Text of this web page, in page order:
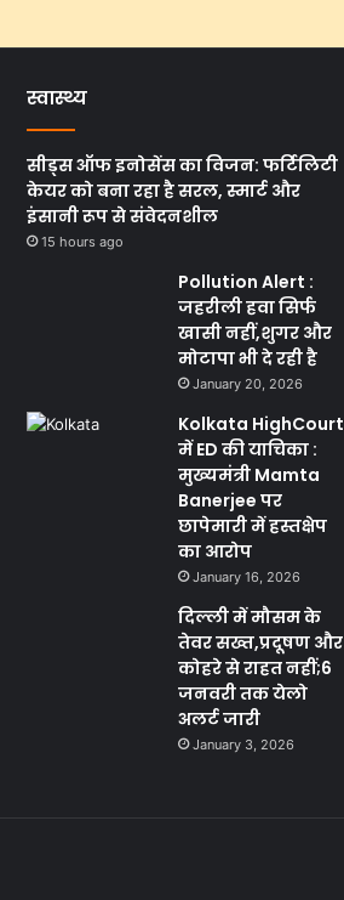
स्वास्थ्य
सीड्स ऑफ इनोसेंस का विजन: फर्टिलिटी
केयर को बना रहा है सरल, स्मार्ट और
इंसानी रूप से संवेदनशील
15 hours ago
Pollution Alert :
जहरीली हवा सिर्फ
खासी नहीं,शुगर और
मोटापा भी दे रही है
January 20, 2026
Kolkata HighCourt
में ED की याचिका :
मुख्यमंत्री Mamta
Banerjee पर
छापेमारी में हस्तक्षेप
का आरोप
January 16, 2026
दिल्ली में मौसम के
तेवर सख्त,प्रदूषण और
कोहरे से राहत नहीं;6
जनवरी तक येलो
अलर्ट जारी
January 3, 2026